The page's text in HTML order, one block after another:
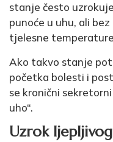
stanje često
punoće u uhu, ali
tjelesne
Ako takvo stanje
početka bolesti i
se kronični
uho“.
Uzrok